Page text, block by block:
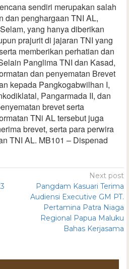
sendiri merupakan salah
dan penghargaan TNI AL,
yang hanya diberikan
prajurit di jajaran TNI yang
memberikan perhatian dan
Panglima TNI dan Kasad,
dan penyematan Brevet
kepada Pangkogabwilhan I,
Pangarmada II, dan
brevet serta
TNi AL tersebut juga
brevet, serta para perwira
TNI AL. MB101 – Dispenad
Next post
Pangdam Kasuari Terima
Audiensi Executive GM PT.
Pertamina Patra Niaga
Regional Papua Maluku
Bahas Kerjasama